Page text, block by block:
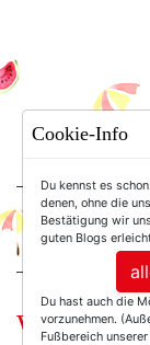
Cookie-Info
Du kennst es
denen, ohne die
Bestätigung wir
guten Blogs
Du hast auch die
vorzunehmen.
Fußbereich